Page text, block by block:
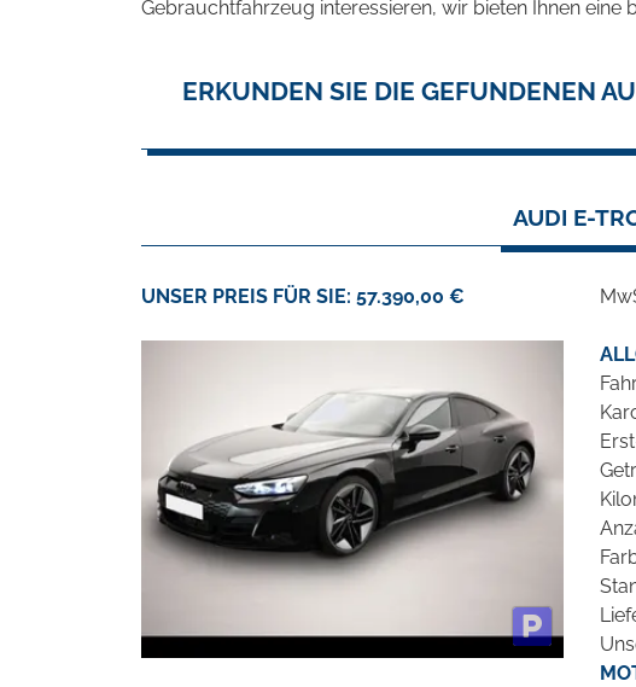
Gebrauchtfahrzeug interessieren, wir bieten Ihnen eine
ERKUNDEN SIE DIE GEFUNDENEN
AUDI E-
UNSER PREIS FÜR SIE: 57.390,00 €